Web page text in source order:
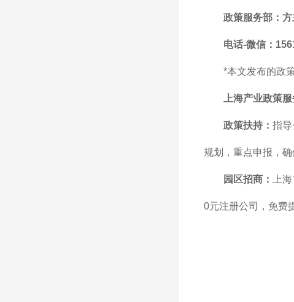
政策服务部 ：
电话-微信：
*本文发布的政
上海产业政策
政策扶持：指
规划，重点申报，确
园区招商： 上
0元注册公司，免费